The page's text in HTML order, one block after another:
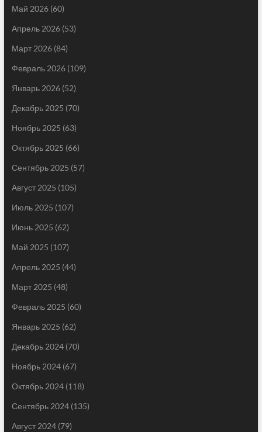
Май 2026(60)
Апрель 2026(53)
Март 2026(84)
Февраль 2026(109)
Январь 2026(52)
Декабрь 2025 (70)
Ноябрь 2025 (63)
Октябрь 2025 (66)
Сентябрь 2025 (57)
Август 2025 (105)
Июль 2025 (107)
Июнь 2025 (62)
Май 2025 (107)
Апрель 2025 (44)
Март 2025 (48)
Февраль 2025 (60)
Январь 2025 (62)
Декабрь 2024(70)
Ноябрь 2024(67)
Октябрь 2024(118)
Сентябрь 2024(135)
Август 2024(79)